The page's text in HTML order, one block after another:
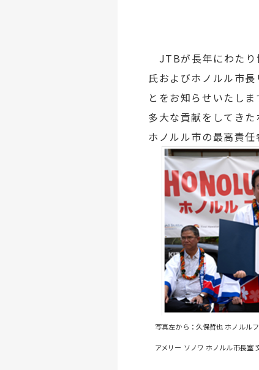
JTBが長年にわたり
氏およびホノルル市
とをお知らせいたし
多大な貢献をしてき
ホノルル市の最高責任
写真左から：久保哲也 ホノ
アメリー ソノワ ホノルル市